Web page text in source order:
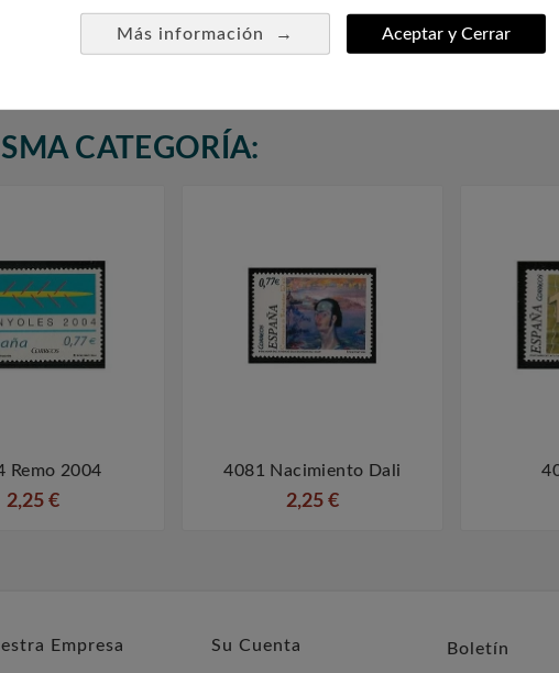
Más información → Aceptar y Cerrar
Serie Basica
4092/93 Exp. Valencia 04.
2,80 €
4288/95
CATEGORÍA:
 
Remo 2004
2,25 €
 
4081 Nacimiento Dali
2,25 €
Empresa Su Cuenta Boletín